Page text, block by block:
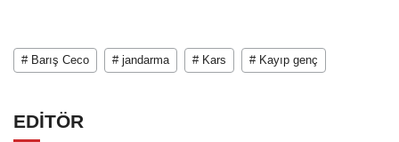
# Barış Ceco # jandarma # Kars # Kayıp genç
EDİTÖR